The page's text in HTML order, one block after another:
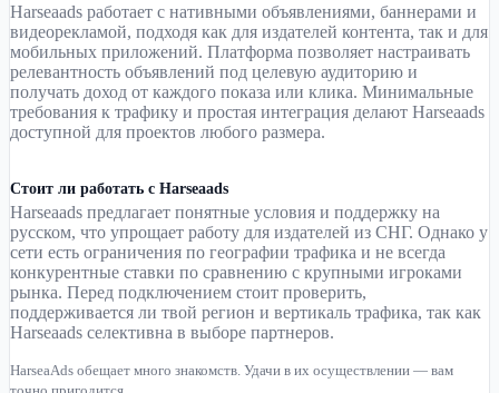
Harseaads работает с нативными объявлениями, баннерами и
видеорекламой, подходя как для издателей контента, так и для
мобильных приложений. Платформа позволяет настраивать
релевантность объявлений под целевую аудиторию и
получать доход от каждого показа или клика. Минимальные
требования к трафику и простая интеграция делают Harseaads
доступной для проектов любого размера.
Стоит ли работать с Harseaads
Harseaads предлагает понятные условия и поддержку на
русском, что упрощает работу для издателей из СНГ. Однако у
сети есть ограничения по географии трафика и не всегда
конкурентные ставки по сравнению с крупными игроками
рынка. Перед подключением стоит проверить,
поддерживается ли твой регион и вертикаль трафика, так как
Harseaads селективна в выборе партнеров.
HarseaAds обещает много знакомств. Удачи в их осуществлении — вам